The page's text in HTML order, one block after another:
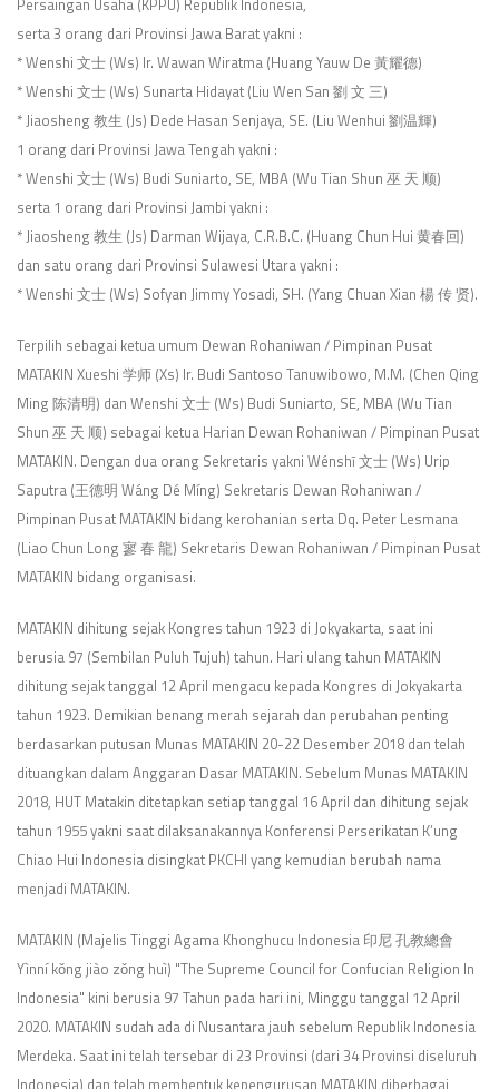
serta 3 orang dari Provinsi Jawa Barat yakni :
* Wenshi 文士 (Ws) Ir. Wawan Wiratma (Huang Yauw De 黃耀德)
* Wenshi 文士 (Ws) Sunarta Hidayat (Liu Wen San 劉 文 三)
* Jiaosheng 教生 (Js) Dede Hasan Senjaya, SE. (Liu Wenhui 劉温輝)
1 orang dari Provinsi Jawa Tengah yakni :
* Wenshi 文士 (Ws) Budi Suniarto, SE, MBA (Wu Tian Shun 巫 天 顺)
serta 1 orang dari Provinsi Jambi yakni :
* Jiaosheng 教生 (Js) Darman Wijaya, C.R.B.C. (Huang Chun Hui 黄春回)
dan satu orang dari Provinsi Sulawesi Utara yakni :
* Wenshi 文士 (Ws) Sofyan Jimmy Yosadi, SH. (Yang Chuan Xian 楊 传 贤).
Terpilih sebagai ketua umum Dewan Rohaniwan / Pimpinan Pusat
MATAKIN Xueshi 学师 (Xs) Ir. Budi Santoso Tanuwibowo, M.M. (Chen Qing
Ming 陈清明) dan Wenshi 文士 (Ws) Budi Suniarto, SE, MBA (Wu Tian
Shun 巫 天 顺) sebagai ketua Harian Dewan Rohaniwan / Pimpinan Pusat
MATAKIN. Dengan dua orang Sekretaris yakni Wénshī 文士 (Ws) Urip
Saputra (王德明 Wáng Dé Míng) Sekretaris Dewan Rohaniwan /
Pimpinan Pusat MATAKIN bidang kerohanian serta Dq. Peter Lesmana
(Liao Chun Long 寥 春 龍) Sekretaris Dewan Rohaniwan / Pimpinan Pusat
MATAKIN bidang organisasi.
MATAKIN dihitung sejak Kongres tahun 1923 di Jokyakarta, saat ini
berusia 97 (Sembilan Puluh Tujuh) tahun. Hari ulang tahun MATAKIN
dihitung sejak tanggal 12 April mengacu kepada Kongres di Jokyakarta
tahun 1923. Demikian benang merah sejarah dan perubahan penting
berdasarkan putusan Munas MATAKIN 20-22 Desember 2018 dan telah
dituangkan dalam Anggaran Dasar MATAKIN. Sebelum Munas MATAKIN
2018, HUT Matakin ditetapkan setiap tanggal 16 April dan dihitung sejak
tahun 1955 yakni saat dilaksanakannya Konferensi Perserikatan K’ung
Chiao Hui Indonesia disingkat PKCHI yang kemudian berubah nama
menjadi MATAKIN.
MATAKIN (Majelis Tinggi Agama Khonghucu Indonesia 印尼 孔教總會
Yìnní kǒng jiào zǒng huì) "The Supreme Council for Confucian Religion In
Indonesia" kini berusia 97 Tahun pada hari ini, Minggu tanggal 12 April
2020. MATAKIN sudah ada di Nusantara jauh sebelum Republik Indonesia
Merdeka. Saat ini telah tersebar di 23 Provinsi (dari 34 Provinsi diseluruh
Indonesia) dan telah membentuk kepengurusan MATAKIN diberbagai